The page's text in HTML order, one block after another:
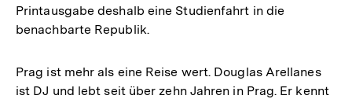
Printausgabe deshalb eine Studienfahrt in die
benachbarte Republik.
Prag ist mehr als eine Reise wert. Douglas Arellanes
ist DJ und lebt seit über zehn Jahren in Prag. Er kennt